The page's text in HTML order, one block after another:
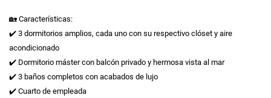
🏡 Características:
✔️ 3 dormitorios amplios, cada uno con su respectivo clóset y aire
acondicionado
✔️ Dormitorio máster con balcón privado y hermosa vista al mar
✔️ 3 baños completos con acabados de lujo
✔️ Cuarto de empleada